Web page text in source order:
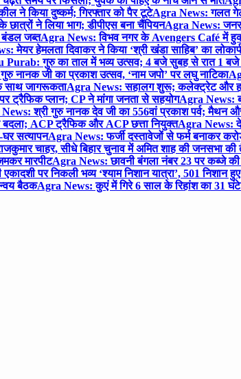
ने किया दुष्कर्म; गिरफ्तार को पैर टूटेAgra News: गलत
ने लिया भाग; डीपीएस बना चैंपियनAgra News:
बंडल जब्तAgra News: विभव नगर के Avengers Café में
मेयर हेमलता दिवाकर ने किया ‘श्री खंडा साहिब’ का
Purab: गुरु का ताल में भव्य उत्सव; 4 बजे सुबह से रात 1
नानक जी का प्रकाश उत्सव, ‘नाम जपो’ पर लघु नाटिका
साथ जागरूकताAgra News: सहालग शुरू; कलेक्ट्रेट और
ट्रैफिक प्लान; CP ने मांगा जनता से सहयोगAgra News:
श्री गुरु नानक देव जी का 556वां प्रकाश पर्व; मैथन और
बदला; ACP ट्रैफिक और ACP छत्ता नियुक्तAgra News:
सत्यापनAgra News: फर्जी दस्तावेजों से फर्म बनाकर
चाहर, सीधे बिहार चुनाव में अमित शाह की जनसभा की
मारपीटAgra News: छावनी बंगला नंबर 23 पर कब्जे
पर निकली भव्य ‘श्याम निशान यात्रा’, 501 निशान
बैठकAgra News: कुएं में गिरे 6 साल के रिहांश का 31 घंटे